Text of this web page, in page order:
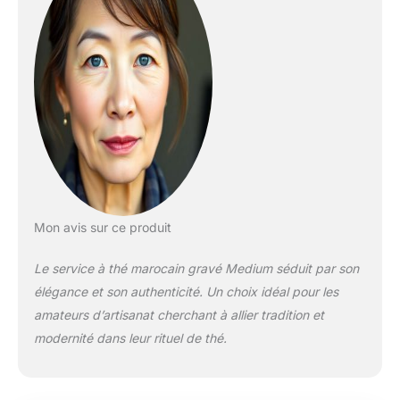
dans un beau motif
arabesque
géométrique
authentique.
Diamètre : 30 cm. -
Théière marocaine
moyenne avec filtre
intégré traditionnel,
faite à la main et
authentique.
Capacité
approximative : 500
ml (environ 5 verres à
Mon avis sur ce produit
Le service à thé marocain gravé Medium séduit par son
élégance et son authenticité. Un choix idéal pour les
amateurs d’artisanat cherchant à allier tradition et
modernité dans leur rituel de thé.